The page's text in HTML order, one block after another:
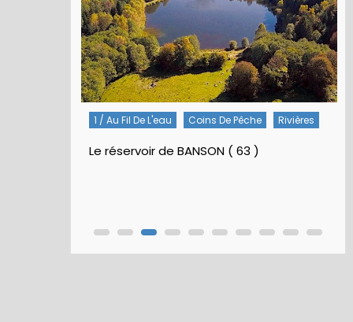
1 / Au Fil De L'eau Coins De Pêche Rivières
Le réservoir de BANSON ( 63 )